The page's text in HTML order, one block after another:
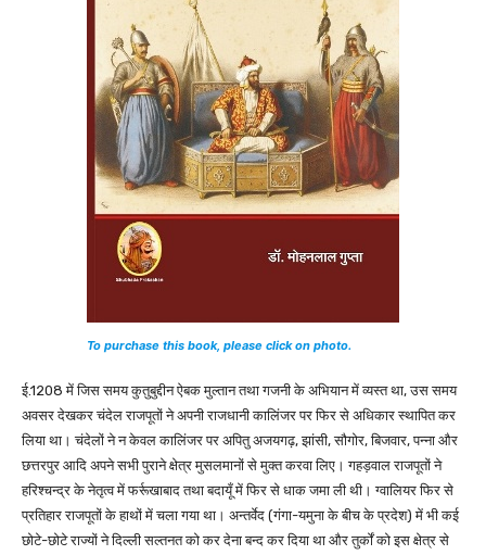
To purchase this book, please click on photo.
ई.1208 में जिस समय कुतुबुद्दीन ऐबक मुल्तान तथा गजनी के अभियान में व्यस्त था, उस समय
अवसर देखकर चंदेल राजपूतों ने अपनी राजधानी कालिंजर पर फिर से अधिकार स्थापित कर
लिया था। चंदेलों ने न केवल कालिंजर पर अपितु अजयगढ़, झांसी, सौगोर, बिजवार, पन्ना और
छत्तरपुर आदि अपने सभी पुराने क्षेत्र मुसलमानों से मुक्त करवा लिए। गहड़वाल राजपूतों ने
हरिश्चन्द्र के नेतृत्व में फर्रूखाबाद तथा बदायूँ में फिर से धाक जमा ली थी। ग्वालियर फिर से
प्रतिहार राजपूतों के हाथों में चला गया था। अन्तर्वेद (गंगा-यमुना के बीच के प्रदेश) में भी कई
छोटे-छोटे राज्यों ने दिल्ली सल्तनत को कर देना बन्द कर दिया था और तुर्कों को इस क्षेत्र से